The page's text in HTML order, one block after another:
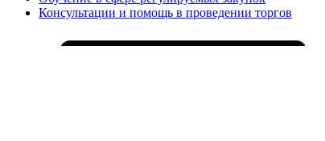
Консультации и помощь в проведении торгов